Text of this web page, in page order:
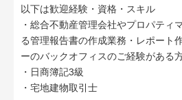
以下は歓迎経験・資格・スキル
・総合不動産管理会社やプロパティ
る管理報告書の作成業務・レポート
ーのバックオフィスのご経験がある
・日商簿記3級
・宅地建物取引士